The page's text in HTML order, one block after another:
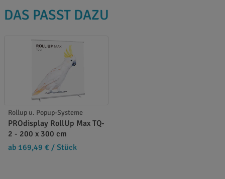
DAS PASST DAZU
Rollup u. Popup-Systeme
PROdisplay RollUp Max TQ-
2 - 200 x 300 cm
ab 169,49 € / Stück